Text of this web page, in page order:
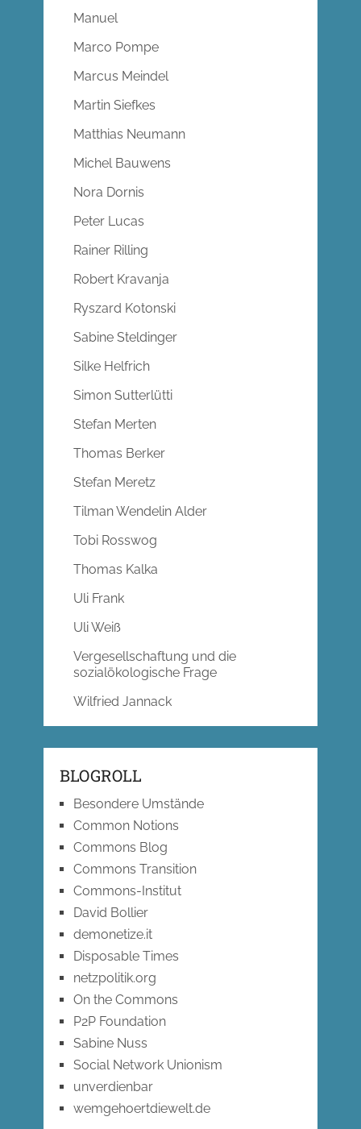
Manuel
Marco Pompe
Marcus Meindel
Martin Siefkes
Matthias Neumann
Michel Bauwens
Nora Dornis
Peter Lucas
Rainer Rilling
Robert Kravanja
Ryszard Kotonski
Sabine Steldinger
Silke Helfrich
Simon Sutterlütti
Stefan Merten
Thomas Berker
Stefan Meretz
Tilman Wendelin Alder
Tobi Rosswog
Thomas Kalka
Uli Frank
Uli Weiß
Vergesellschaftung und die
sozialökologische Frage
Wilfried Jannack
BLOGROLL
Besondere Umstände
Common Notions
Commons Blog
Commons Transition
Commons-Institut
David Bollier
demonetize.it
Disposable Times
netzpolitik.org
On the Commons
P2P Foundation
Sabine Nuss
Social Network Unionism
unverdienbar
wemgehoertdiewelt.de